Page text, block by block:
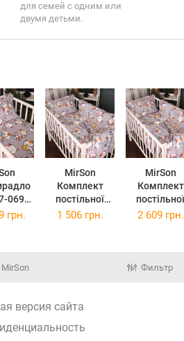
для семей с одним или
двумя детьми.
0690
киця
MirSon
Комплект
постільної
білизни
MirSon
Комплект
постільної
білизни
ти киця
грн. 1 506 грн. 2 609 грн.
MirSon Фильтр
версия сайта